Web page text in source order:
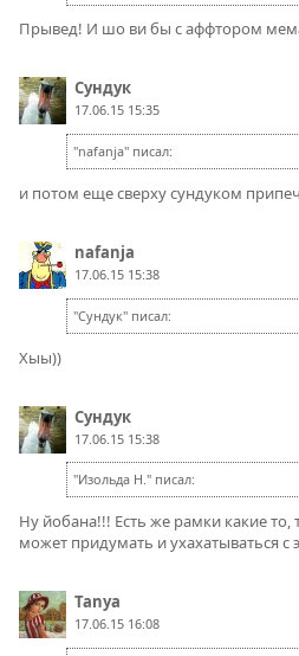
Прывед! И шо ви бы с аффтором
Сундук
17.06.15 15:35
"nafanja" писал:
и потом еще сверху сундуком
nafanja
17.06.15 15:38
"Сундук" писал:
Хыы))
Сундук
17.06.15 15:38
"Изольда Н." писал:
Ну йобана!!! Есть же рамки какие
может придумать и ухахатываться с
Tanya
17.06.15 16:08